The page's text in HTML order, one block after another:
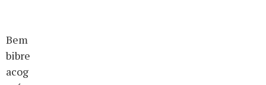
Bem
bibre
acog